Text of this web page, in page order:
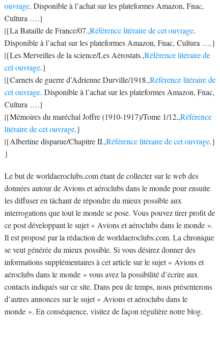
ouvrage. Disponible à l’achat sur les plateformes Amazon, Fnac,
Cultura ….}
|{La Bataille de France/07.,Référence litéraire de cet ouvrage.
Disponible à l’achat sur les plateformes Amazon, Fnac, Cultura ….}
|{Les Merveilles de la science/Les Aérostats.,Référence litéraire de
cet ouvrage.}
|{Carnets de guerre d’Adrienne Durville/1918.,Référence litéraire de
cet ouvrage. Disponible à l’achat sur les plateformes Amazon, Fnac,
Cultura ….}
|{Mémoires du maréchal Joffre (1910-1917)/Tome 1/12.,Référence
litéraire de cet ouvrage.}
|{Albertine disparue/Chapitre II.,Référence litéraire de cet ouvrage.}
}
Le but de worldaeroclubs.com étant de collecter sur le web des
données autour de Avions et aéroclubs dans le monde pour ensuite
les diffuser en tâchant de répondre du mieux possible aux
interrogations que tout le monde se pose. Vous pouvez tirer profit de
ce post développant le sujet « Avions et aéroclubs dans le monde ».
Il est proposé par la rédaction de worldaeroclubs.com. La chronique
se veut générée du mieux possible. Si vous désirez donner des
informations supplémentaires à cet article sur le sujet « Avions et
aéroclubs dans le monde » vous avez la possibilité d’écrire aux
contacts indiqués sur ce site. Dans peu de temps, nous présenterons
d’autres annonces sur le sujet « Avions et aéroclubs dans le
monde ». En conséquence, visitez de façon régulière notre blog.